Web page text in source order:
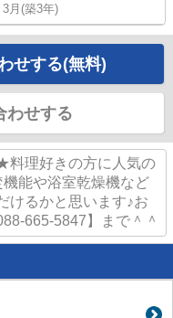
月(築3年)
せする(無料)
わせする
料理好きの方に人気の
能や浴室乾燥機など
けるかと思います♪お
665-5847】まで＾＾